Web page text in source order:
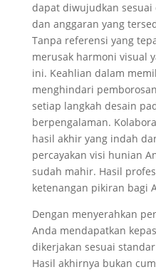
dapat diwujudkan
dan anggaran yang
Tanpa referensi yang
merusak harmoni visual
ini. Keahlian dalam
menghindari
setiap langkah desain
berpengalaman.
hasil akhir yang indah
percayakan visi hunian
sudah mahir. Hasil
ketenangan pikiran bagi
Dengan menyerahkan
Anda mendapatkan
dikerjakan sesuai
Hasil akhirnya bukan